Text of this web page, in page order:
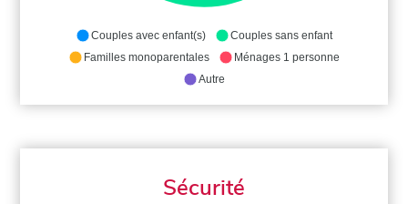
Couples avec enfant(s)
Couples sans enfant
Familles monoparentales
Ménages 1 personne
Autre
Sécurité